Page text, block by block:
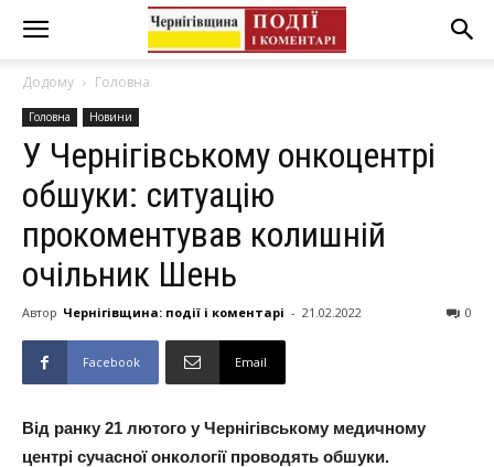
Додому Головна
Головна Новини
У Чернігівському онкоцентрі
обшуки: ситуацію
прокоментував колишній
очільник Шень
Автор Чернігівщина: події і коментарі - 21.02.2022 0
Facebook Email
Від ранку 21 лютого у Чернігівському медичному
центрі сучасної онкології проводять обшуки.